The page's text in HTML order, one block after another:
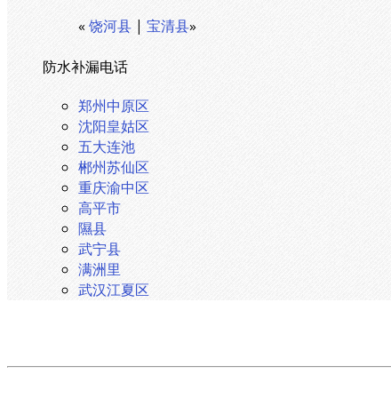
«饶河县 | 宝清县»
防水补漏电话
郑州中原区
沈阳皇姑区
五大连池
郴州苏仙区
重庆渝中区
高平市
隰县
武宁县
满洲里
武汉江夏区